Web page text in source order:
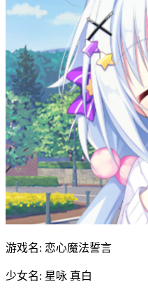
游戏名: 恋心魔法誓言
少女名: 星咏 真白